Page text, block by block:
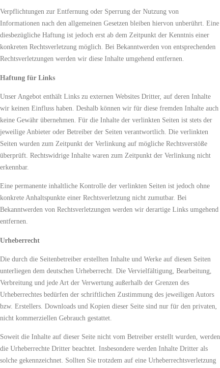
Verpflichtungen zur Entfernung oder Sperrung der Nutzung von
Informationen nach den allgemeinen Gesetzen bleiben hiervon unberührt. Eine
diesbezügliche Haftung ist jedoch erst ab dem Zeitpunkt der Kenntnis einer
konkreten Rechtsverletzung möglich. Bei Bekanntwerden von entsprechenden
Rechtsverletzungen werden wir diese Inhalte umgehend entfernen.
Haftung für Links
Unser Angebot enthält Links zu externen Websites Dritter, auf deren Inhalte
wir keinen Einfluss haben. Deshalb können wir für diese fremden Inhalte auch
keine Gewähr übernehmen. Für die Inhalte der verlinkten Seiten ist stets der
jeweilige Anbieter oder Betreiber der Seiten verantwortlich. Die verlinkten
Seiten wurden zum Zeitpunkt der Verlinkung auf mögliche Rechtsverstöße
überprüft. Rechtswidrige Inhalte waren zum Zeitpunkt der Verlinkung nicht
erkennbar.
Eine permanente inhaltliche Kontrolle der verlinkten Seiten ist jedoch ohne
konkrete Anhaltspunkte einer Rechtsverletzung nicht zumutbar. Bei
Bekanntwerden von Rechtsverletzungen werden wir derartige Links umgehend
entfernen.
Urheberrecht
Die durch die Seitenbetreiber erstellten Inhalte und Werke auf diesen Seiten
unterliegen dem deutschen Urheberrecht. Die Vervielfältigung, Bearbeitung,
Verbreitung und jede Art der Verwertung außerhalb der Grenzen des
Urheberrechtes bedürfen der schriftlichen Zustimmung des jeweiligen Autors
bzw. Erstellers. Downloads und Kopien dieser Seite sind nur für den privaten,
nicht kommerziellen Gebrauch gestattet.
Soweit die Inhalte auf dieser Seite nicht vom Betreiber erstellt wurden, werden
die Urheberrechte Dritter beachtet. Insbesondere werden Inhalte Dritter als
solche gekennzeichnet. Sollten Sie trotzdem auf eine Urheberrechtsverletzung